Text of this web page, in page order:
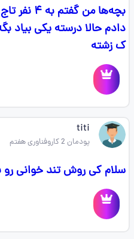
بچه‌ها من
دادم حالا درسته یکی بیاد
ک زشته
titi
پودمان 2 کاروفناوری هفتم
سلام کی روش تند خوانی رو